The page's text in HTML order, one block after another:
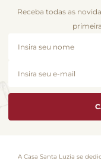
Receba todas as
A Casa Santa Luzia se